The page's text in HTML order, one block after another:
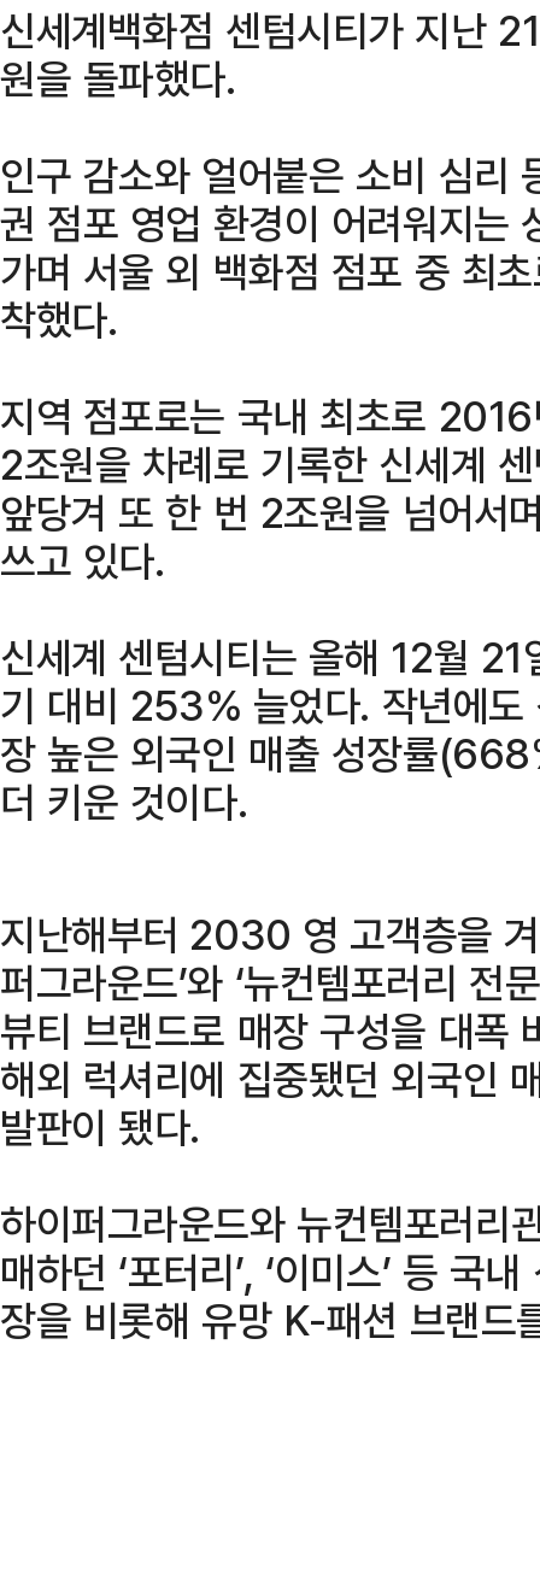
신세계백화점 센텀시티가 지난
원을 돌파했다.
인구 감소와 얼어붙은 소비 심리
권 점포 영업 환경이 어려워지는
가며 서울 외 백화점 점포 중 최
착했다.
지역 점포로는 국내 최초로
2조원을 차례로 기록한 신세계
앞당겨 또 한 번 2조원을 넘어서
쓰고 있다.
신세계 센텀시티는 올해 12월
기 대비 253% 늘었다. 작년에도
장 높은 외국인 매출 성장률
더 키운 것이다.
지난해부터 2030 영 고객층을
퍼그라운드’와 ‘뉴컨템포러리 전
뷰티 브랜드로 매장 구성을 대폭
해외 럭셔리에 집중됐던 외국인
발판이 됐다.
하이퍼그라운드와 뉴컨템포러리
매하던 ‘포터리’, ‘이미스’ 등 국
장을 비롯해 유망 K-패션 브랜드